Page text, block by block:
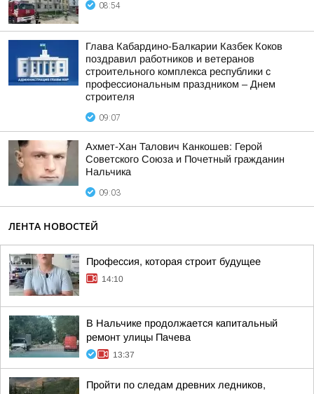
08:54
Глава Кабардино-Балкарии Казбек Коков
поздравил работников и ветеранов
строительного комплекса республики с
профессиональным праздником – Днем
строителя
09:07
Ахмет-Хан Талович Канкошев: Герой
Советского Союза и Почетный гражданин
Нальчика
09:03
ЛЕНТА НОВОСТЕЙ
Профессия, которая строит будущее
14:10
В Нальчике продолжается капитальный
ремонт улицы Пачева
13:37
Пройти по следам древних ледников,